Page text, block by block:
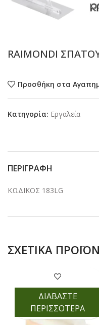
RAIMONDI
Προσθήκη στα
Κατηγορία: Εργαλεία
ΠΕΡΙΓΡΑΦΉ
ΚΩΔΙΚΟΣ 183LG
ΣΧΕΤΙΚΆ
ΔΙΑΒΑΣΤΕ
ΠΕΡΙΣΣΟΤΕΡΑ